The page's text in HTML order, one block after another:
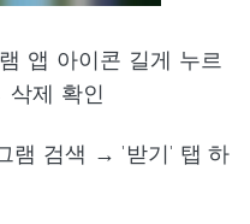
앱 아이콘 길게 누르
제 확인
램 검색 → '받기' 탭 하